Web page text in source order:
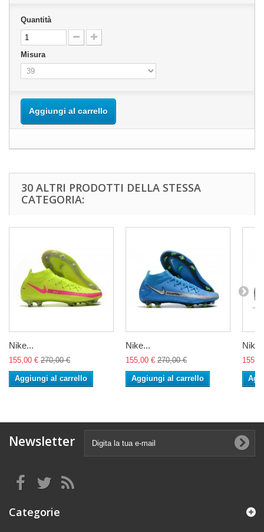
Quantità
Misura
Aggiungi al carrello
30 ALTRI PRODOTTI DELLA STESSA
CATEGORIA:
Nike...
155,00 € 270,00 €
Aggiungi al carrello
Nike...
155,00 € 270,00 €
Aggiungi al carrello
Newsletter
Categorie